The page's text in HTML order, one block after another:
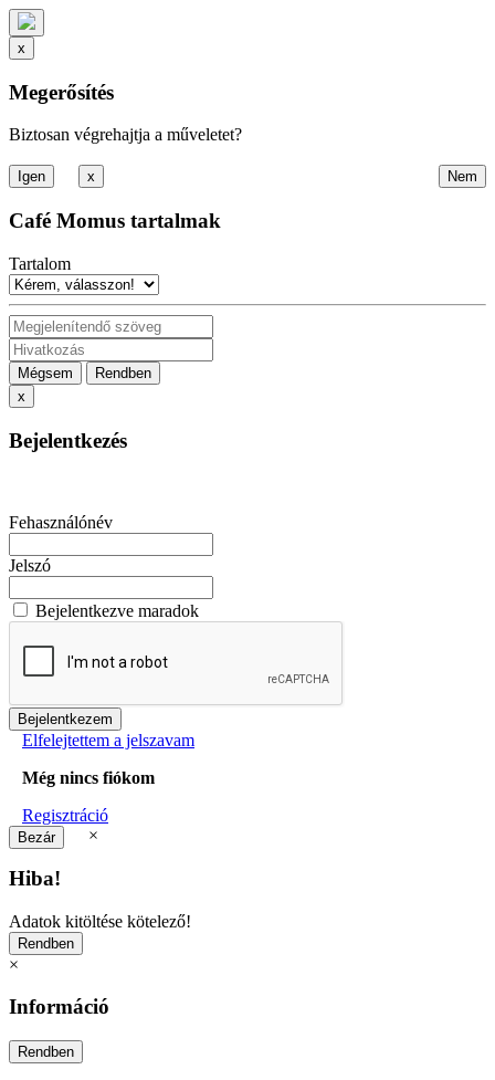
x
Megerősítés
Biztosan végrehajtja a műveletet?
x
Café Momus tartalmak
Tartalom
Mégsem
Rendben
x
Bejelentkezés
Fehasználónév
Jelszó
Bejelentkezve maradok
Elfelejtettem a jelszavam
Még nincs fiókom
Regisztráció
×
Hiba!
Adatok kitöltése kötelező!
×
Információ